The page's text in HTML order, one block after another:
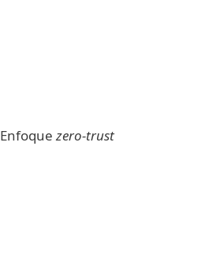
Enfoquezero-trust